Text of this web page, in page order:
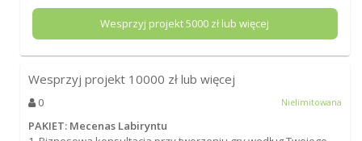
Wesprzyj projekt5000 zł lub więcej
Wesprzyj projekt 10000 zł lub więcej
0 Nielimitowana
PAKIET: Mecenas Labiryntu